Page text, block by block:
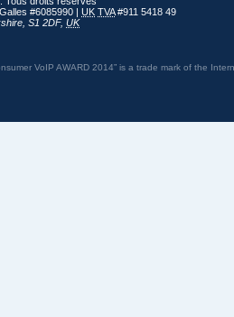
#6085990 | UK TVA#911 5418 49
S1 2DF, UK
VoIP AWARD 2014” is a trade mark of the